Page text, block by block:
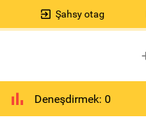
Şahsy otag
Deneşdirmek: 0